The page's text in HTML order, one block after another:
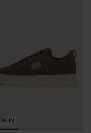
IN